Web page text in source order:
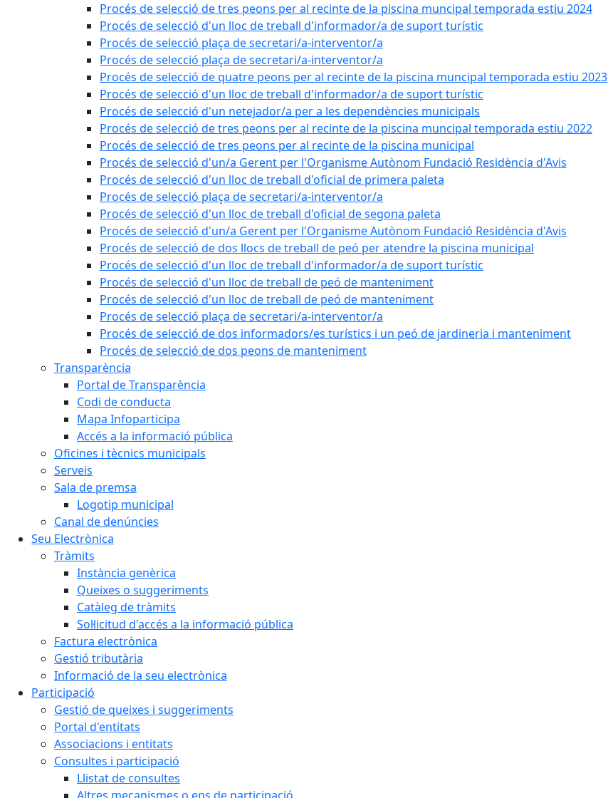
Procés de selecció de tres peons per al recinte de la piscina muncipal temporada estiu 2024
Procés de selecció d'un lloc de treball d'informador/a de suport turístic
Procés de selecció plaça de secretari/a-interventor/a
Procés de selecció plaça de secretari/a-interventor/a
Procés de selecció de quatre peons per al recinte de la piscina muncipal temporada estiu 2023
Procés de selecció d'un lloc de treball d'informador/a de suport turístic
Procés de selecció d'un netejador/a per a les dependències municipals
Procés de selecció de tres peons per al recinte de la piscina muncipal temporada estiu 2022
Procés de selecció de tres peons per al recinte de la piscina municipal
Procés de selecció d'un/a Gerent per l'Organisme Autònom Fundació Residència d'Avis
Procés de selecció d'un lloc de treball d'oficial de primera paleta
Procés de selecció plaça de secretari/a-interventor/a
Procés de selecció d'un lloc de treball d'oficial de segona paleta
Procés de selecció d'un/a Gerent per l'Organisme Autònom Fundació Residència d'Avis
Procés de selecció de dos llocs de treball de peó per atendre la piscina municipal
Procés de selecció d'un lloc de treball d'informador/a de suport turístic
Procés de selecció d'un lloc de treball de peó de manteniment
Procés de selecció d'un lloc de treball de peó de manteniment
Procés de selecció plaça de secretari/a-interventor/a
Procés de selecció de dos informadors/es turístics i un peó de jardineria i manteniment
Procés de selecció de dos peons de manteniment
Transparència
Portal de Transparència
Codi de conducta
Mapa Infoparticipa
Accés a la informació pública
Oficines i tècnics municipals
Serveis
Sala de premsa
Logotip municipal
Canal de denúncies
Seu Electrònica
Tràmits
Instància genèrica
Queixes o suggeriments
Catàleg de tràmits
Sol·licitud d'accés a la informació pública
Factura electrònica
Gestió tributària
Informació de la seu electrònica
Participació
Gestió de queixes i suggeriments
Portal d'entitats
Associacions i entitats
Consultes i participació
Llistat de consultes